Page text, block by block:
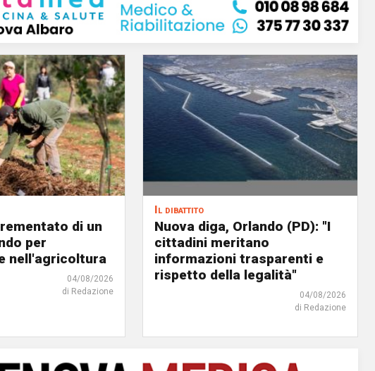
di un
per
nell'agricoltura
04/08/2026
di Redazione
Il dibattito
Nuova diga, Orlando (PD): "I
cittadini meritano
informazioni trasparenti e
rispetto della legalità"
04/08/2026
di Redazione